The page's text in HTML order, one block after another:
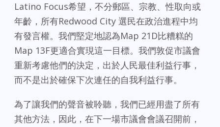
Latino Focus希望，不分郵區、宗教、性取向或
年齡，所有Redwood City 選民在政治進程中均
有發言權。我們堅定地認為Map 21D比糟糕的
Map 13F更適合實現這一目標。我們敦促市議會
重新考慮他們的決定，出於人民最佳利益行事，
而不是出於確保下次連任的自我利益行事。
為了讓我們的聲音被聆聽，我們已經用盡了所有
其他方法，因此，在下一場市議會會議召開前，